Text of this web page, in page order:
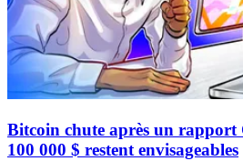
Bitcoin chute après un rapport
100 000 $ restent envisageables